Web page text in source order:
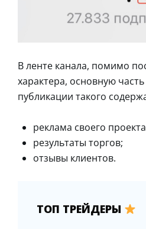
В ленте канала, помимо
характера, основную
публикации такого
реклама своего
результаты торгов;
отзывы клиентов.
ТОП ТРЕЙДЕРЫ